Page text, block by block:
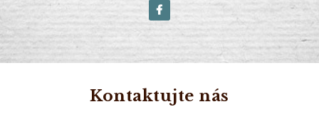
Kontaktujte nás